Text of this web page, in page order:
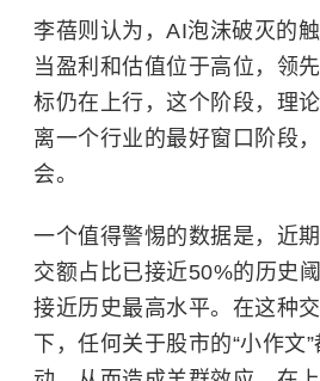
李蓓则认为，AI泡沫破灭的
当盈利和估值位于高位，领
标仍在上行，这个阶段，理
离一个行业的最好窗口阶段
会。
一个值得警惕的数据是，近
交额占比已接近50%的历史
接近历史最高水平。在这种
下，任何关于股市的“小作文